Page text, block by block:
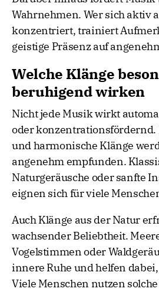
Wahrnehmen. Wer sich aktiv
konzentriert, trainiert
geistige Präsenz auf
Welche Klänge
beruhigend wirken
Nicht jede Musik wirkt
oder konzentrationsfördernd.
und harmonische Klänge
angenehm empfunden.
Naturgeräusche oder sanfte
eignen sich für viele
Auch Klänge aus der Natur
wachsender Beliebtheit.
Vogelstimmen oder
innere Ruhe und helfen
Viele Menschen nutzen